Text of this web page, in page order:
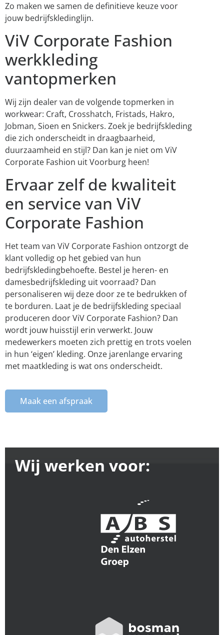
Zo maken we samen de definitieve keuze voor
jouw bedrijfskledinglijn.
ViV Corporate Fashion
werkkleding
vantopmerken
Wij zijn dealer van de volgende topmerken in
workwear: Craft, Crosshatch, Fristads, Hakro,
Jobman, Sioen en Snickers. Zoek je bedrijfskleding
die zich onderscheidt in draagbaarheid,
duurzaamheid en stijl? Dan kan je niet om ViV
Corporate Fashion uit Voorburg heen!
Ervaar zelf de kwaliteit
en service van ViV
Corporate Fashion
Het team van ViV Corporate Fashion ontzorgt de
klant volledig op het gebied van hun
bedrijfskledingbehoefte. Bestel je heren- en
damesbedrijfskleding uit voorraad? Dan
personaliseren wij deze door ze te bedrukken of
te borduren. Laat je de bedrijfskleding speciaal
produceren door ViV Corporate Fashion? Dan
wordt jouw huisstijl erin verwerkt. Jouw
medewerkers moeten zich prettig en trots voelen
in hun ‘eigen’ kleding. Onze jarenlange ervaring
met maatkleding is wat ons onderscheidt.
Maak een afspraak
Wij werken voor: